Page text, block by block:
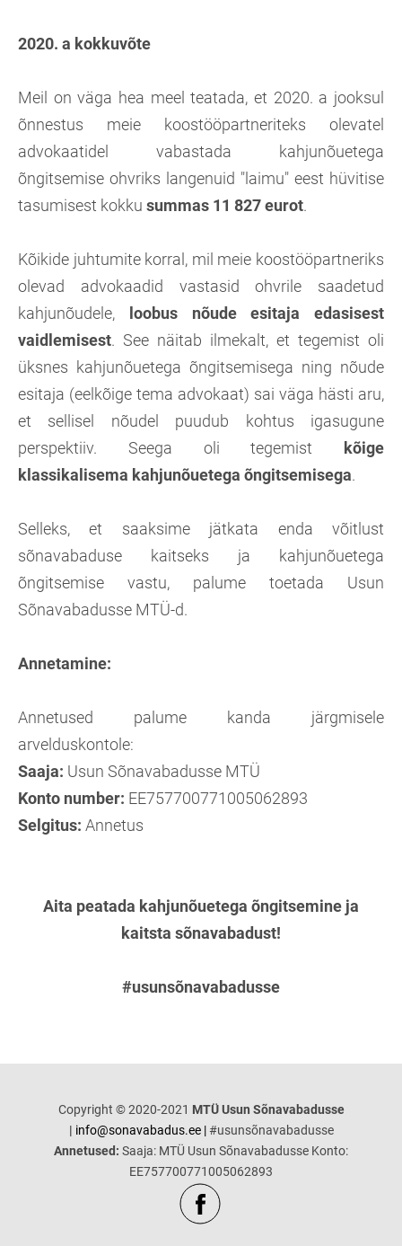
2020. a kokkuvõte
Meil on väga hea meel teatada, et 2020. a jooksul
õnnestus meie koostööpartneriteks olevatel
advokaatidel vabastada kahjunõuetega
õngitsemise ohvriks langenuid "laimu" eest hüvitise
tasumisest kokku summas 11 827 eurot.
Kõikide juhtumite korral, mil meie koostööpartneriks
olevad advokaadid vastasid ohvrile saadetud
kahjunõudele,
loobus nõude esitaja edasisest
vaidlemisest. See näitab ilmekalt, et tegemist oli
üksnes kahjunõuetega õngitsemisega ning nõude
esitaja (eelkõige tema advokaat) sai väga hästi aru,
et sellisel nõudel puudub kohtus igasugune
perspektiiv. Seega oli tegemist
kõige
klassikalisema kahjunõuetega õngitsemisega.
Selleks, et saaksime jätkata enda võitlust
sõnavabaduse kaitseks ja kahjunõuetega
õngitsemise vastu, palume toetada Usun
Sõnavabadusse MTÜ-d.
Annetamine:
Annetused palume kanda järgmisele
arvelduskontole:
Saaja: Usun Sõnavabadusse MTÜ
Konto number: EE757700771005062893
Selgitus: Annetus
Aita peatada kahjunõuetega õngitsemine ja
kaitsta sõnavabadust!
#usunsõnavabadusse
Copyright © 2020-2021 MTÜ Usun Sõnavabadusse
| info@sonavabadus.ee |#usunsõnavabadusse
Annetused: Saaja: MTÜ Usun Sõnavabadusse Konto:
EE757700771005062893